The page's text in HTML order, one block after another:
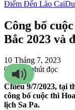
Điểm Đến Lào Cai
Công bố
Bắc 2023 và
10 Tháng 7, 2023
0 3712 phút đọc
Chiều 9/7/2023, tại
công bố cuộc thi
lịch Sa Pa.